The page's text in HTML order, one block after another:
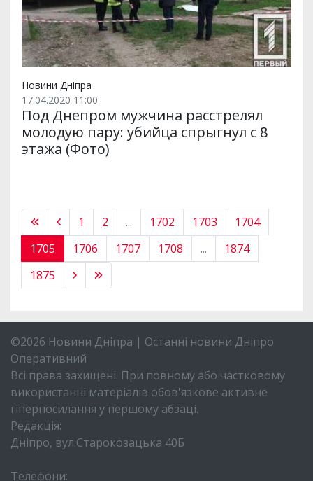
Новини Дніпра
17.04.2020 11:00
Под Днепром мужчина расстрелял
молодую пару: убийца спрыгнул с 8
этажа (Фото)
1 2 ... 1702 1703
1704
1705
1706 1707 1708 ...
1874
1875
©2026 Новини Дніпра | Останні новини Дніпро
Оперативний
Всі права захищені. При повному або частковому
використанні матеріалів обов'язкове активне
гіперпосилання у першому абзаці.
Редакція:
Дніпро, вул.Старокозацька 40Б
Телефони: